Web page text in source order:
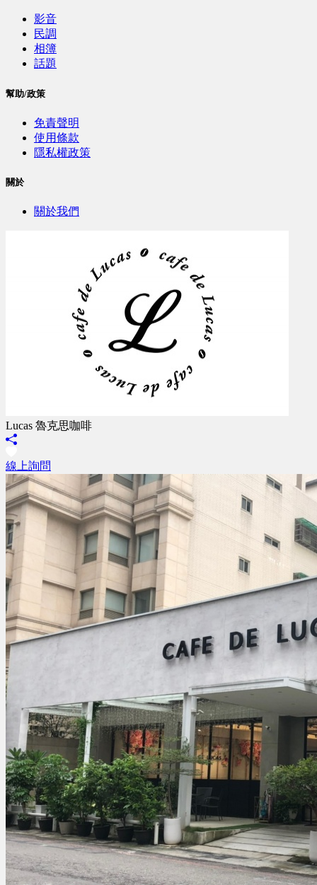
影音
民調
相簿
話題
幫助/政策
免責聲明
使用條款
隱私權政策
關於
關於我們
Lucas 魯克思咖啡
線上詢問